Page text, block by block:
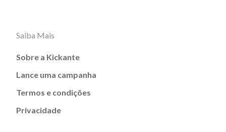
Saiba Mais
Sobre a Kickante
Lance uma campanha
Termos e condições
Privacidade